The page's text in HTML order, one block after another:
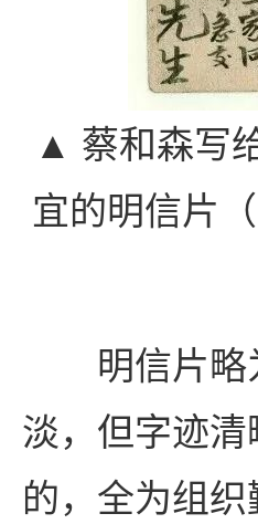
▲ 蔡和森写
宜的明信片
明信片略
淡，但字迹
的，全为组